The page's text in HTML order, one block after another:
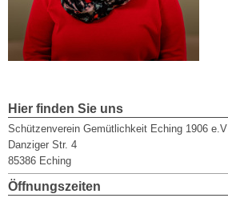
Hier finden Sie uns
Schützenverein Gemütlichkeit Eching 1906 e.V
Danziger Str. 4
85386 Eching
Öffnungszeiten